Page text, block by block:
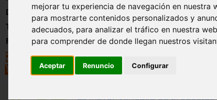
mejorar tu experiencia de navegación en nuestra
para mostrarte contenidos personalizados y
adecuados, para analizar el tráfico en nuestra
para comprender de donde llegan nuestros
Aceptar Renuncio Configurar
Directorio
Trabajo
Registro